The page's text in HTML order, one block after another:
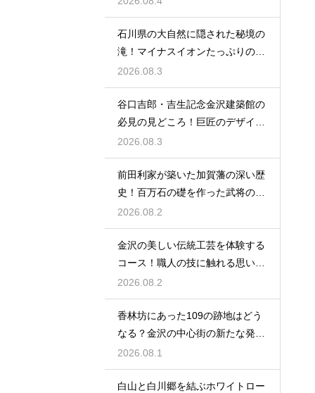
石川県の大自然に隠された秘境の
滝！マイナスイオンたっぷりの癒
やし空間
2026.08.3
谷口吉郎・吉生記念金沢建築館の
必見の見どころ！巨匠のデザイン
の神髄
2026.08.3
前田利家が築いた加賀藩の深い歴
史！百万石の礎を作った武将の生
涯に迫る
2026.08.2
金沢の美しい伝統工芸を体験する
コース！職人の技に触れる思い出
作りの旅
2026.08.2
香林坊にあった109の跡地はどう
なる？金沢の中心街の新たな発展
と未来
2026.08.1
白山と白川郷を結ぶホワイトロー